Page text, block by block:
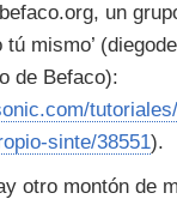
un
tú mismo’
de Befaco):
sinte/38551).
otro montón de